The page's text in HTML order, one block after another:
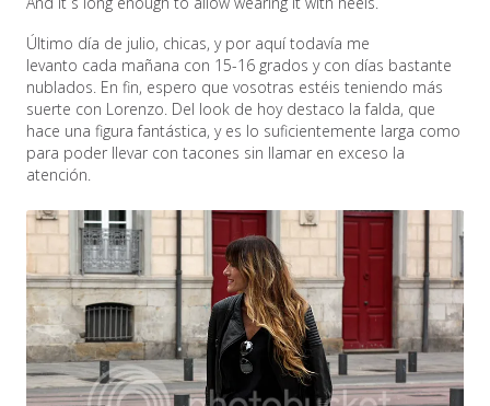
Último día de julio, chicas, y por aquí todavía me
levanto cada mañana con 15-16 grados y con días bastante
nublados. En fin, espero que vosotras estéis teniendo más
suerte con Lorenzo. Del look de hoy destaco la falda, que
hace una figura fantástica, y es lo suficientemente larga como
para poder llevar con tacones sin llamar en exceso la
atención.